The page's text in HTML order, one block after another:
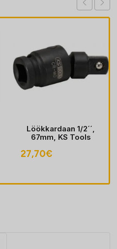
Löökkardaan 1/2´´,
67mm, KS Tools
27,70€